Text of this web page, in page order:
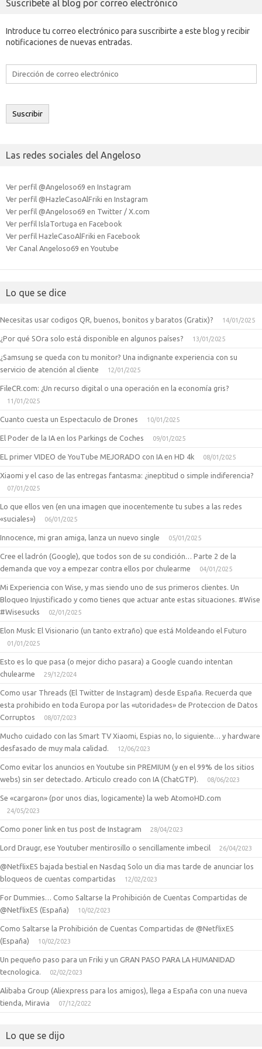
Suscríbete al blog por correo electrónico
Introduce tu correo electrónico para suscribirte a este blog y recibir
notificaciones de nuevas entradas.
Dirección
electrónico
Suscribir
Las redes sociales del Angeloso
Ver perfil @Angeloso69 en Instagram
Ver perfil @HazleCasoAlFriki en Instagram
Ver perfil @Angeloso69 en Twitter / X.com
Ver perfil IslaTortuga en Facebook
Ver perfil HazleCasoAlFriki en Facebook
Ver Canal Angeloso69 en Youtube
Lo que se dice
Necesitas usar codigos QR, buenos, bonitos y baratos (Gratix)? 14/01/2025
¿Por qué SOra solo está disponible en algunos países? 13/01/2025
¿Samsung se queda con tu monitor? Una indignante experiencia con su
servicio de atención al cliente
12/01/2025
FileCR.com: ¿Un recurso digital o una operación en la economía gris?
11/01/2025
Cuanto cuesta un Espectaculo de Drones 10/01/2025
El Poder de la IA en los Parkings de Coches 09/01/2025
EL primer VIDEO de YouTube MEJORADO con IA en HD 4k 08/01/2025
Xiaomi y el caso de las entregas fantasma: ¿ineptitud o simple indiferencia?
07/01/2025
Lo que ellos ven (en una imagen que inocentemente tu subes a las redes
«suciales»)
06/01/2025
Innocence, mi gran amiga, lanza un nuevo single 05/01/2025
Cree el ladrón (Google), que todos son de su condición… Parte 2 de la
demanda que voy a empezar contra ellos por chulearme
04/01/2025
Mi Experiencia con Wise, y mas siendo uno de sus primeros clientes. Un
Bloqueo Injustificado y como tienes que actuar ante estas situaciones. #Wise
#Wisesucks
02/01/2025
Elon Musk: El Visionario (un tanto extraño) que está Moldeando el Futuro
01/01/2025
Esto es lo que pasa (o mejor dicho pasara) a Google cuando intentan
chulearme
29/12/2024
Como usar Threads (El Twitter de Instagram) desde España. Recuerda que
esta prohibido en toda Europa por las «utoridades» de Proteccion de Datos
Corruptos
08/07/2023
Mucho cuidado con las Smart TV Xiaomi, Espias no, lo siguiente… y hardware
desfasado de muy mala calidad.
12/06/2023
Como evitar los anuncios en Youtube sin PREMIUM (y en el 99% de los sitios
webs) sin ser detectado. Articulo creado con IA (ChatGTP).
08/06/2023
Se «cargaron» (por unos dias, logicamente) la web AtomoHD.com
24/05/2023
Como poner link en tus post de Instagram 28/04/2023
Lord Draugr, ese Youtuber mentirosillo o sencillamente imbecil 26/04/2023
@NetflixES bajada bestial en Nasdaq Solo un dia mas tarde de anunciar los
bloqueos de cuentas compartidas
12/02/2023
For Dummies… Como Saltarse la Prohibición de Cuentas Compartidas de
@NetflixES (España)
10/02/2023
Como Saltarse la Prohibición de Cuentas Compartidas de @NetflixES
(España)
10/02/2023
Un pequeño paso para un Friki y un GRAN PASO PARA LA HUMANIDAD
tecnologica.
02/02/2023
Alibaba Group (Aliexpress para los amigos), llega a España con una nueva
tienda, Miravia
07/12/2022
Lo que se dijo